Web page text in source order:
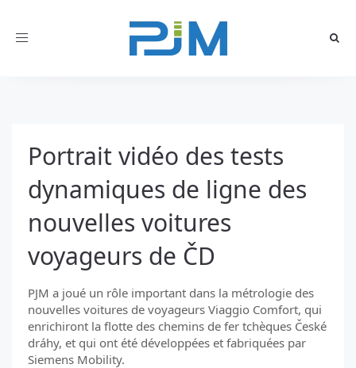
Toggle
Portrait vidéo des tests
dynamiques de ligne des
nouvelles voitures
voyageurs de ČD
PJM a joué un rôle important dans la métrologie des
nouvelles voitures de voyageurs Viaggio Comfort, qui
enrichiront la flotte des chemins de fer tchèques České
dráhy, et qui ont été développées et fabriquées par
Siemens Mobility.